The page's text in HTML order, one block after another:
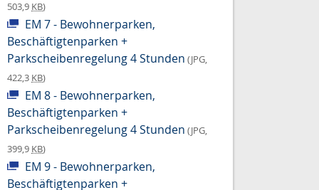
503,9 KB)
EM 7 - Bewohnerparken,
Beschäftigtenparken +
Parkscheibenregelung 4 Stunden (JPG,
422,3 KB)
EM 8 - Bewohnerparken,
Beschäftigtenparken +
Parkscheibenregelung 4 Stunden (JPG,
399,9 KB)
EM 9 - Bewohnerparken,
Beschäftigtenparken +